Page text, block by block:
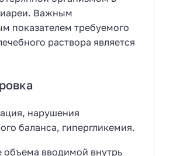
Важным
показателем требуемого
раствора является
нарушения
баланса, гипергликемия.
вводимой внутрь